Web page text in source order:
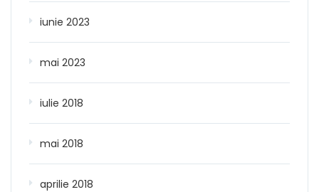
iunie 2023
mai 2023
iulie 2018
mai 2018
aprilie 2018